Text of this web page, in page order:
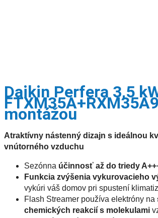
Daikin Perfera 3,5
montážou
Atraktívny nástenný dizajn s ideálnou
vnútorného vzduchu
Sezónna účinnosť až do triedy
Funkcia zvýšenia vykurovacieho
vykúri váš domov pri spustení
Flash Streamer používa elektróny na
chemických reakcií s molekulami